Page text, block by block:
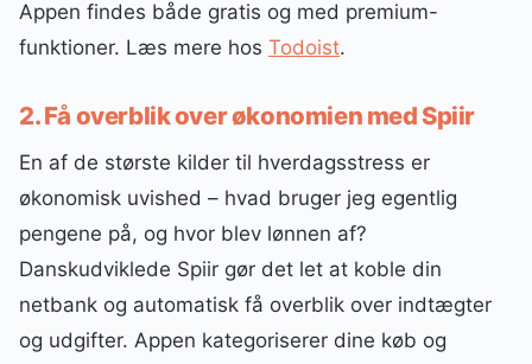
Appen findes både gratis og med premium-
funktioner. Læs mere hos Todoist.
2. Få overblik over økonomien med Spiir
En af de største kilder til hverdagsstress er
økonomisk uvished – hvad bruger jeg egentlig
pengene på, og hvor blev lønnen af?
Danskudviklede Spiir gør det let at koble din
netbank og automatisk få overblik over indtægter
og udgifter. Appen kategoriserer dine køb og